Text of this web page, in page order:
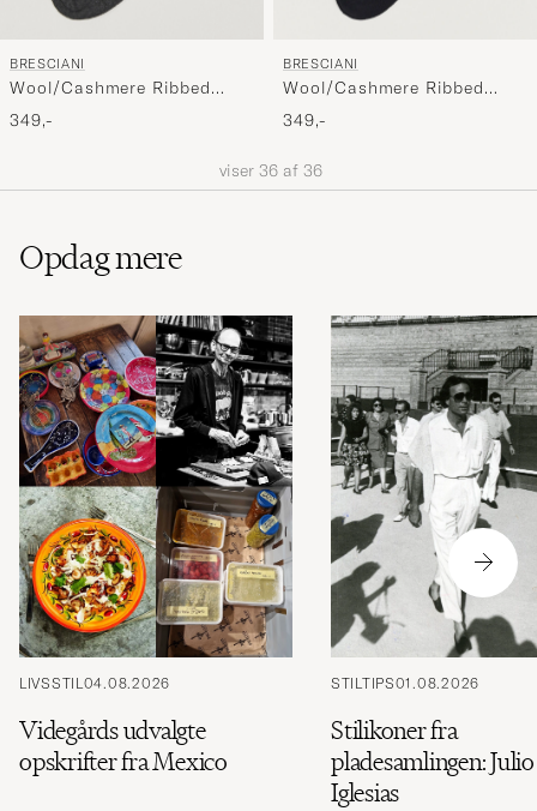
BRESCIANI
Wool/Cashmere Ribbed
Socks Dark Grey
349,-
BRESCIANI
Wool/Cashmere Ribbed
Socks Black
349,-
viser 36 af 36
Opdag mere
LIVSSTIL04.08.2026
Videgårds udvalgte
opskrifter fra Mexico
STILTIPS01.08.2026
Stilikoner fra
pladesamlingen: Julio
Iglesias